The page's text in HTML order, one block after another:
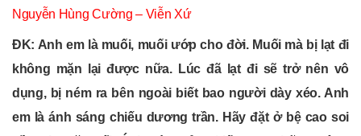
Nguyễn Hùng Cường – Viễn Xứ
ĐK: Anh em là muối, muối ướp cho đời. Muối mà bị lạt đi
không mặn lại được nữa. Lúc đã lạt đi sẽ trở nên vô
dụng, bị ném ra bên ngoài biết bao người dày xéo. Anh
em là ánh sáng chiếu dương trần. Hãy đặt ở bệ cao soi